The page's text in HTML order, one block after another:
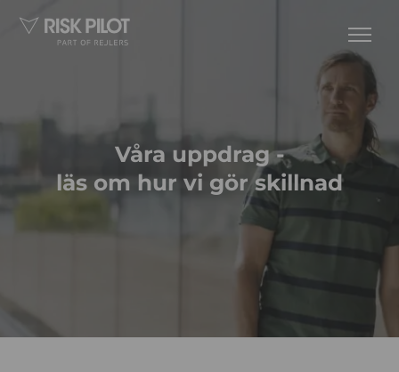
Våra uppdrag -
läs om hur vi gör skillnad